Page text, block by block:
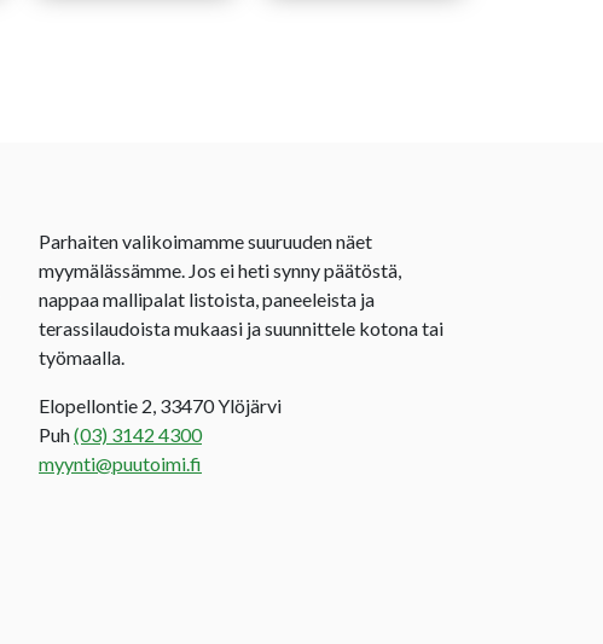
Parhaiten valikoimamme suuruuden näet
myymälässämme. Jos ei heti synny päätöstä,
nappaa mallipalat listoista, paneeleista ja
terassilaudoista mukaasi ja suunnittele kotona tai
työmaalla.
Elopellontie 2, 33470 Ylöjärvi
Puh(03) 3142 4300
myynti@puutoimi.fi